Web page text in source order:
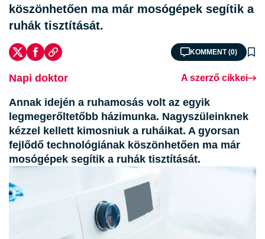
köszönhetően ma már mosógépek segítik a
ruhák tisztítását.
KOMMENT (0)
Napi doktor A szerző cikkei
Annak idején a ruhamosás volt az egyik
legmegerőltetőbb házimunka. Nagyszüleinknek
kézzel kellett kimosniuk a ruháikat. A gyorsan
fejlődő technológiának köszönhetően ma már
mosógépek segítik a ruhák tisztítását.